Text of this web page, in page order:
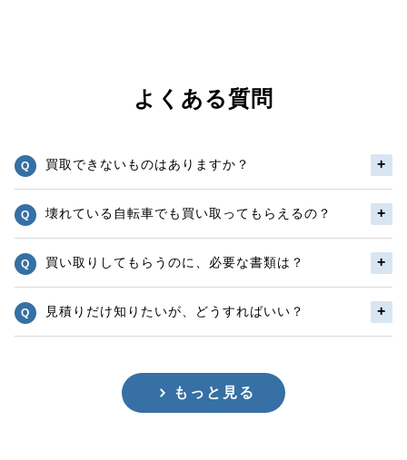
よくある質問
買取できないものはありますか？
壊れている自転車でも買い取ってもらえるの？
買い取りしてもらうのに、必要な書類は？
見積りだけ知りたいが、どうすればいい？
もっと見る